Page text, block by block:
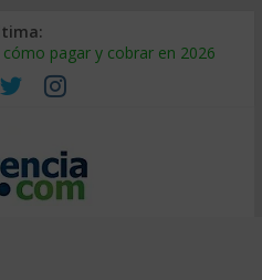
pagar y cobrar en 2026
por qué sale tan caro
cómo auditarla a tiempo
de suministro: qué hacer
cómo segmentarlo y venderle